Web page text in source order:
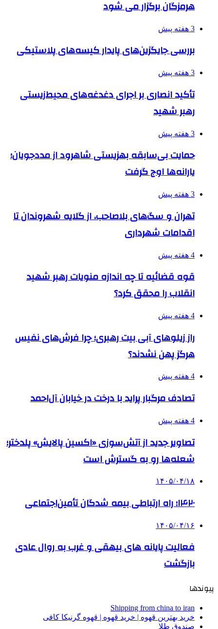
هرمزگان برگزار می شود
3 هفته پیش
بررسی جایگزین‌های پایدار کیسه‌های پلاستیکی
3 هفته پیش
تأکید انصاری بر اجرای دغدغه‌های محیط‌زیستی
رهبر شهید
3 هفته پیش
حمایت بی‌سابقه بهزیستی شاهرود از مددجویان؛
یارانه‌ها اوج گرفت
3 هفته پیش
تهران و سگ‌های بلاصاحب، از گلایه شهروندان تا
اقدامات شهرداری
4 هفته پیش
قوه قضائیه تا چه اندازه منویات رهبر شهید
انقلاب را محقق کرد؟
4 هفته پیش
راز زیلوهای آبی بیت رهبری؛ چرا فرش‌های نفیس
هرگز پهن نشدند؟
4 هفته پیش
تصادف مرگبار پراید با درخت در خیابان آل‌احمد
4 هفته پیش
تصاویر جدید از آتش‌سوزی «اکسین پالایش» پلدختر؛
شعله‌ها رو به گسترش است
۱۴۰۵/۰۴/۱۸
۱۴۲۰؛ راه ارتباطی بیمه شدگان تأمین‌اجتماعی
۱۴۰۵/۰۴/۱۶
فعالیت پایانه های بیهقی و غرب به روال عادی
بازگشت
پیوندها
Shipping from china to iran
خرید بهترین قهوه | خرید قهوه | قهوه گرنیکا کافی
صندوق طلا